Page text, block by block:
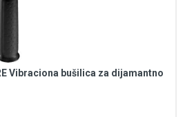
Vibraciona bušilica za dijamantno